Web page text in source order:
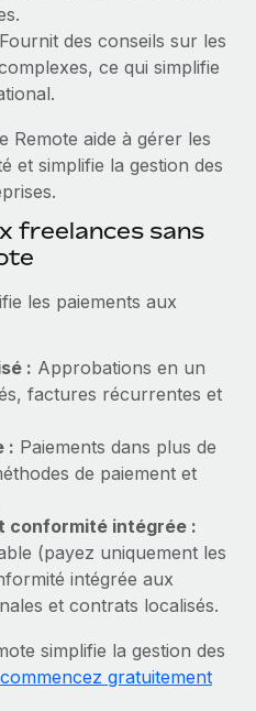
55 employés
conseil en matière de
encourage les...
Fournit des conseils sur les
ce qui simplifie
Remote aide à gérer les
et simplifie la gestion des
freelances sans
les paiements aux
: Approbations en un
factures récurrentes et
: Paiements dans plus de
de paiement et
conformité intégrée :
(payez uniquement les
intégrée aux
et contrats localisés.
simplifie la gestion des
commencez gratuitement